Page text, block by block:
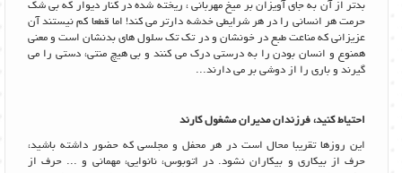
بدتر از آن به جای آویزان بر میخ مهربانی ، ریخته شده در کنار دیوار که بی شک
حرمت هر انسانی را در هر شرایطی خدشه دارتر می کند! اما قطعا کم نیستند آن
عزیزانی که مناعت طبع در خونشان و در تک تک سلول های بدنشان است و معنی
همنوع و انسان بودن را به درستی درک می کنند و بی هیچ منتی، دستی را می
گیرند و باری را از دوشی بر می دارند...
احتیاط کنید، فرزندان مدیران مشغول کارند
این روزها تقریبا محال است در هر محفل و مجلسی که حضور داشته باشید،
حرف از بیکاری و بیکاران نشود. در اتوبوس، نانوایی، مهمانی و ... حرف از